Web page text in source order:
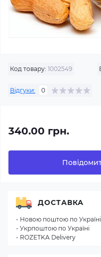
Код товару: 1002549
Відгуки: 0
340.00 грн.
ДОСТАВКА
- Новою поштою по Україні
- Укрпоштою по Україні
- ROZETKA Delivery